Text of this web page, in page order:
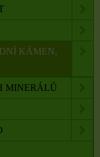
KÁMEN,
MINERÁLŮ